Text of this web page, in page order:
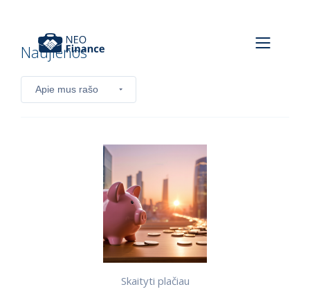
Naujienos
Skaityti plačiau